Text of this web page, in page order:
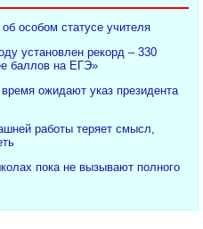
особом статусе учителя
установлен рекорд – 330
баллов на ЕГЭ»
ожидают указ президента
работы теряет смысл,
пока не вызывают полного